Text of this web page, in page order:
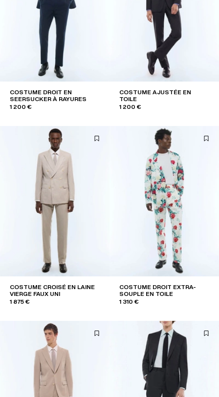
COSTUME DROIT EN
SEERSUCKER À RAYURES
1 200 €
COSTUME AJUSTÉE EN
TOILE
1 200 €
COSTUME CROISÉ EN LAINE
VIERGE FAUX UNI
1 875 €
COSTUME DROIT EXTRA-
SOUPLE EN TOILE
1 310 €